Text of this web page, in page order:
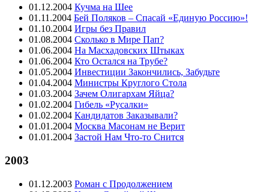
01.12.2004 Кучма на Шее
01.11.2004 Бей Поляков – Спасай «Единую Россию»!
01.10.2004 Игры без Правил
01.08.2004 Сколько в Мире Пап?
01.06.2004 На Масхадовских Штыках
01.06.2004 Кто Остался на Трубе?
01.05.2004 Инвестиции Закончились, Забудьте
01.04.2004 Министры Круглого Стола
01.03.2004 Зачем Олигархам Яйца?
01.02.2004 Гибель «Русалки»
01.02.2004 Кандидатов Заказывали?
01.01.2004 Москва Масонам не Верит
01.01.2004 Застой Нам Что-то Снится
2003
01.12.2003 Роман с Продолжением